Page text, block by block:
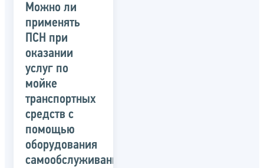
Можно ли
применять
ПСН при
оказании
услуг по
мойке
транспортных
средств с
помощью
оборудования
самообслуживания